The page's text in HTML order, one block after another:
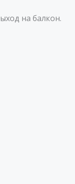
на балкон.